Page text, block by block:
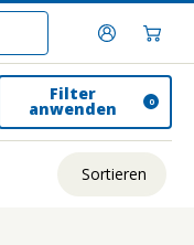
Filter
anwenden 0
Sortieren